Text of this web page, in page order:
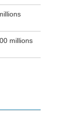
millions